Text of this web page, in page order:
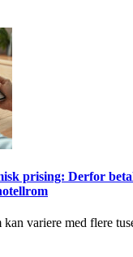
prising: Derfor
kan variere med flere